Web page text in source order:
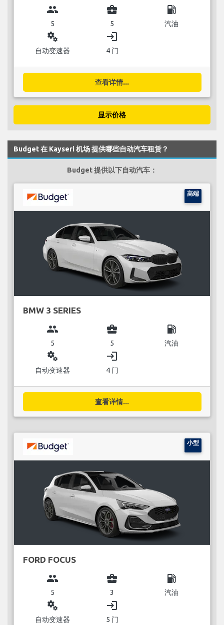
group
5
business_center
5
local_gas_station
汽油
miscellaneous_services
自动变速器
login
4 门
查看详情...
显示价格
Budget 在 Kayseri 机场 提供哪些自动汽车租赁？
Budget 提供以下自动汽车：
高端
BMW 3 SERIES
group
5
business_center
5
local_gas_station
汽油
miscellaneous_services
自动变速器
login
4 门
查看详情...
小型
FORD FOCUS
group
5
business_center
3
local_gas_station
汽油
miscellaneous_services
自动变速器
login
5 门